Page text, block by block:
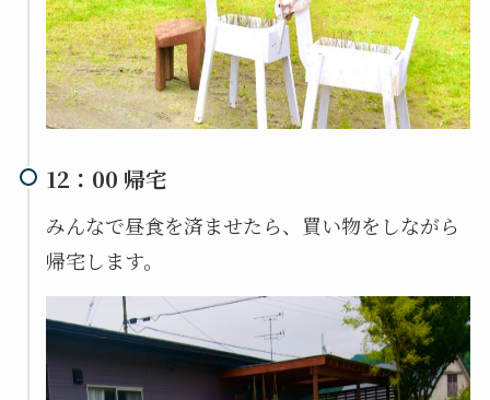
12：00 帰宅
みんなで昼食を済ませたら、買い物をしながら
帰宅します。